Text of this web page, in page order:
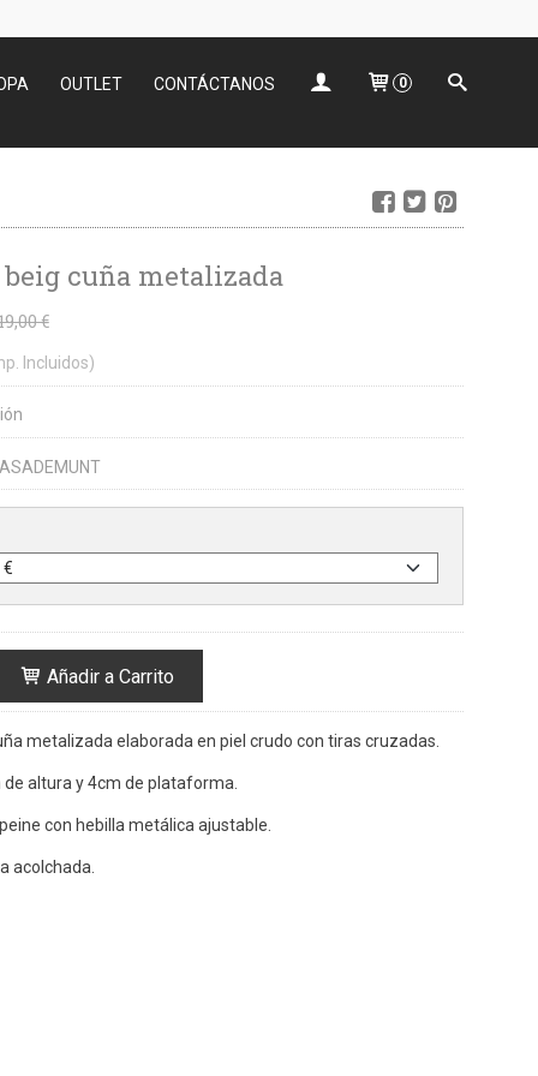
OUTLET CONTÁCTANOS 0
cuña metalizada
€
Incluidos)
Añadir a Carrito
metalizada elaborada en piel crudo con tiras cruzadas.
altura y 4cm de plataforma.
con hebilla metálica ajustable.
acolchada.